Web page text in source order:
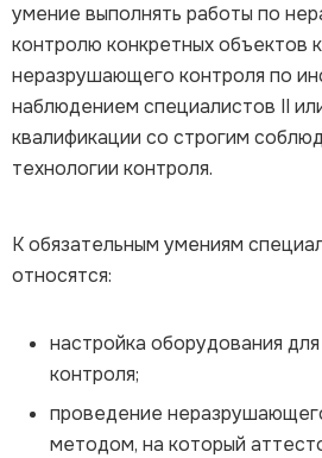
умение выполнять работы по
контролю конкретных объектов
неразрушающего контроля по
наблюдением специалистов II
квалификации со строгим
технологии контроля.
К обязательным умениям
относятся:
настройка оборудования
контроля;
проведение
методом, на который